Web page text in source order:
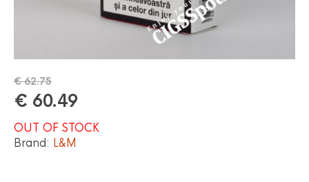
€62.75
€ 60.49
OUT OF STOCK
Brand: L&M